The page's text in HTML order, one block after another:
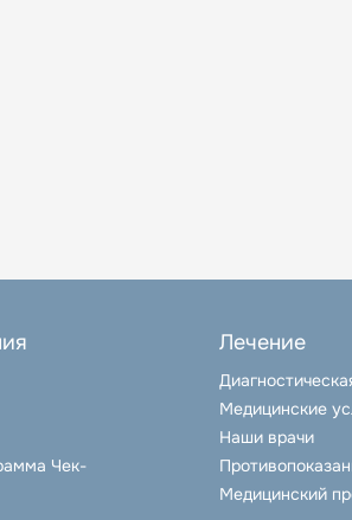
Чек-
Лечение
Медицинские
Наши врачи
Медицинский